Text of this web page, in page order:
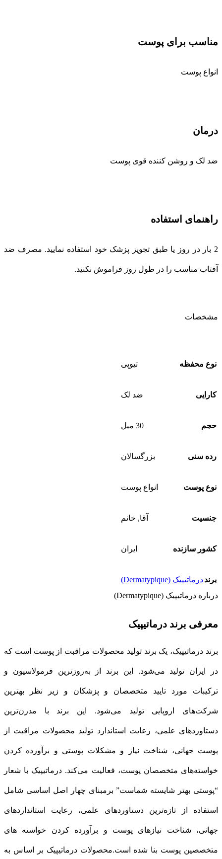
مناسب برای پوست
انواع پوست
درمان
ضد لک و روشن کننده قوی پوست
راهنمای استفاده
2 بار در روز یا طبق تجویز پزشک خود استفاده نمایید. مصرف ضد
آفتاب مناسب را در طول روز فراموش نکنید.
مشخصات
نوع محفظه تیوپی
کارایی ضد لک
حجم 30 میل
رده سنی بزرگسالان
نوع پوست انواع پوست
جنسیت آقا, خانم
کشور سازنده ایران
برنددرماتیپیک (Dermatypique)
درباره درماتیپیک (Dermatypique)
معرفی برند درماتیپیک
برند درماتیپیک، یک برند تولید محصولات مراقبت از پوست است که
در ایران تولید می‌شود. این برند از به‌روزترین فرمولاسیون و
ترکیبات مورد تایید متخصصان و پزشکان و زیر نظر بهترین
شرکت‌های اروپایی تولید می‌شود. این برند با مدرن‌ترین
دستاوردهای علمی، رعایت استاندارد تولید محصولات مراقبت از
پوست جهانی، شناخت نیاز و مشکلات پوستی و برآورده کردن
خواسته‌های متخصصان پوست، فعالیت می‌کند. درماتیپیک با شعار
“پوستی بهتر شایسته شماست” برمبنای چهار اصل اساسی شامل
استفاده از تازه‌ترین دستاوردهای علمی، رعایت استانداردهای
جهانی، شناخت نیازهای پوست و برآورده کردن خواسته‌ های
متخصصین پوست بنا شده است.محصولات درماتيپيک بر اساس به